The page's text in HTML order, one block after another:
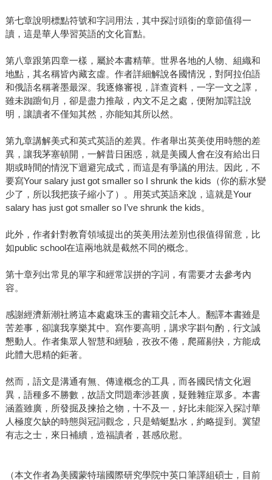
第七章說明標點符號和字詞用法，其中探討頭銜的章節值得一
讀，這是華人學習英語的文化盲點。
第八章跟第四章一樣，屬於本書精華。世界各地的人物、組織和
地點，其名稱皆內藏玄虛。作者詳細解說各國情況，對阿拉伯語
和俄語名稱著墨最深。我逐條審視，詳查資料，一字一文之譯，
雖未踟躕旬月，卻是盡力推敲，內文不足之處，便附加譯註說
明，讓讀者不僅知其然，亦能知其所以然。
第九章講解美式和英式英語的差異。作者舉出英美使用時態的差
異，讓我茅塞頓開，一解昔日困惑，就是美國人會在沒有給出日
期或時間的情況下迴避完成式，而這是有爭議的用法。因此，不
要寫Your salary just got smaller so I shrunk the kids（你的薪水變
少了，所以我把孩子縮小了）。用英式英語來說，這就是Your
salary has just got smaller so I’ve shrunk the kids。
此外，作者針對教育領域提出的英美用法差別也很值得留意，比
如public school在這兩地就是截然不同的概念。
第十章列出常見的單字和經常誤拼的字詞，有需要才去參考內
容。
感謝經濟新潮社將這本處處珠玉的書籍交託本人。翻譯本書雖是
苦差事，卻讓我享樂其中。寫作要高明，講求字斟句酌，行文誠
懇動人。作者集眾人智慧和經驗，孜孜不倦，爬羅剔抉，方能成
此體大思精的鉅著。
然而，語文是溝通有無、傳達概念的工具，而各國民情文化迥
異，語種多不勝數，故語文問題牽涉甚廣，疑難雜症眾多。本書
涵蓋雖廣，所發掘及揀拾之物，十不及一，好比未能深入探討華
人極度欠缺的時態與冠詞觀念，只是蜻蜓點水，約略提到。冀望
有志之士，來日補續，造福讀者，甚感欣慰。
（本文作者為美國蒙特瑞國際研究學院中英口筆譯組碩士，目前